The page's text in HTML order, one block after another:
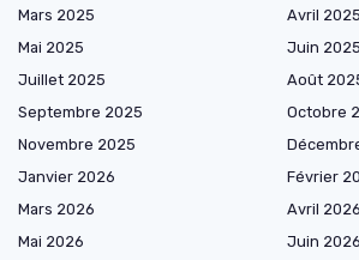
Mars 2025
Avril 2025
Mai 2025
Juin 2025
Juillet 2025
Août
Septembre 2025
Octobre
Novembre 2025
Janvier 2026
Février
Mars 2026
Avril 2026
Mai 2026
Juin 2026